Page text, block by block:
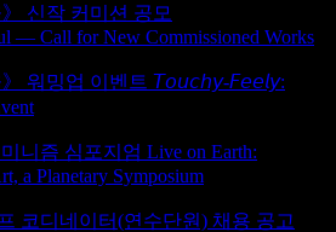
》 신작 커미션 공모
— Call for New Commissioned Works
》 워밍업 이벤트 𝘛𝘰𝘶𝘤𝘩𝘺-𝘍𝘦𝘦𝘭𝘺:
니즘 심포지엄 Live on Earth:
a Planetary Symposium
코디네이터(연수단원) 채용 공고